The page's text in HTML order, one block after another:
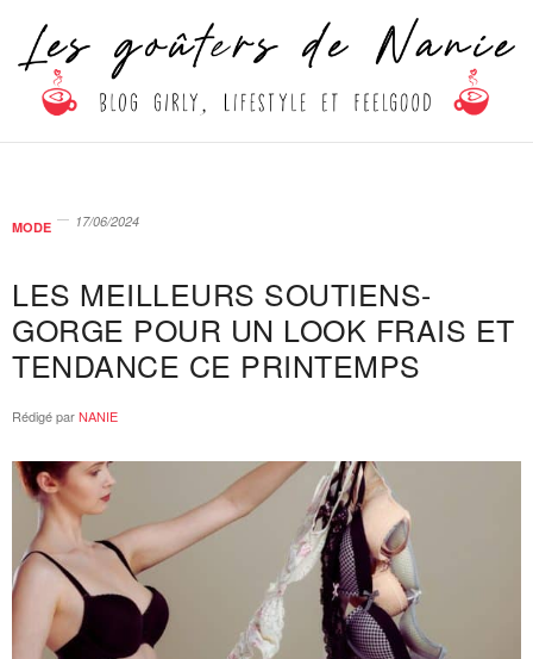
MODE 17/06/2024
LES MEILLEURS SOUTIENS-
GORGE POUR UN LOOK FRAIS ET
TENDANCE CE PRINTEMPS
Rédigé parNANIE